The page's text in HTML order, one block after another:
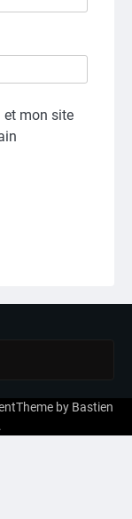
et mon site
by Bastien
.